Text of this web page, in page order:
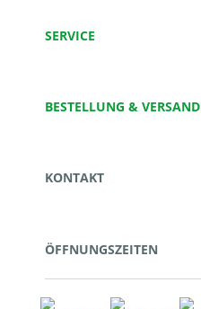
SERVICE
BESTELLUNG & VERSAND
KONTAKT
ÖFFNUNGSZEITEN